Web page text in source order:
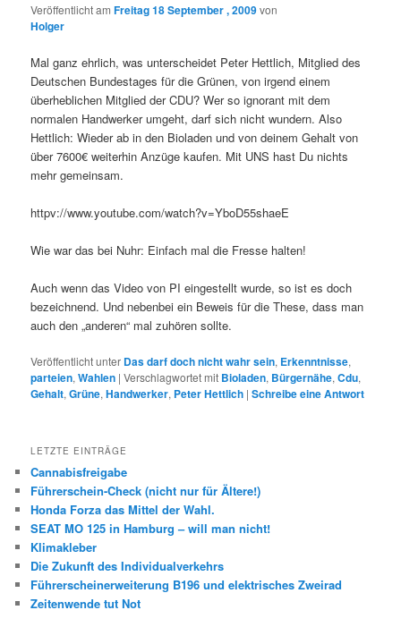
Veröffentlicht amFreitag 18 September , 2009von
Holger
Mal ganz ehrlich, was unterscheidet Peter Hettlich, Mitglied des
Deutschen Bundestages für die Grünen, von irgend einem
überheblichen Mitglied der CDU? Wer so ignorant mit dem
normalen Handwerker umgeht, darf sich nicht wundern. Also
Hettlich: Wieder ab in den Bioladen und von deinem Gehalt von
über 7600€ weiterhin Anzüge kaufen. Mit UNS hast Du nichts
mehr gemeinsam.
httpv://www.youtube.com/watch?v=YboD55shaeE
Wie war das bei Nuhr: Einfach mal die Fresse halten!
Auch wenn das Video von PI eingestellt wurde, so ist es doch
bezeichnend. Und nebenbei ein Beweis für die These, dass man
auch den „anderen“ mal zuhören sollte.
Veröffentlicht unter Das darf doch nicht wahr sein, Erkenntnisse,
parteien,Wahlen |Verschlagwortet mit Bioladen, Bürgernähe,Cdu,
Gehalt,Grüne,Handwerker, Peter Hettlich |Schreibe eine Antwort
LETZTE EINTRÄGE
Cannabisfreigabe
Führerschein-Check (nicht nur für Ältere!)
Honda Forza das Mittel der Wahl.
SEAT MO 125 in Hamburg – will man nicht!
Klimakleber
Die Zukunft des Individualverkehrs
Führerscheinerweiterung B196 und elektrisches Zweirad
Zeitenwende tut Not